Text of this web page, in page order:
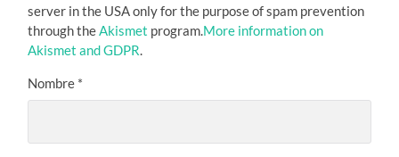
server in the USA only for the purpose of spam prevention
through theAkismet program.More information on
Akismet and GDPR.
Nombre *